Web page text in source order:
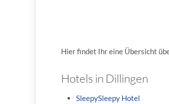
Hier findet Ihr eine Übersicht
Hotels in Dillingen
SleepySleepy Hotel